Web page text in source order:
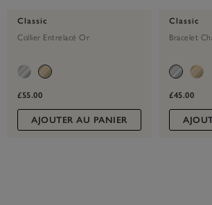
Classic
Collier Entrelacé Or
£55.00
AJOUTER AU PANIER
Classic
Bracelet
£45.00